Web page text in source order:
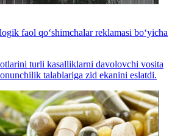
faol qo‘shimchalar reklamasi bo‘yicha
turli kasalliklarni davolovchi vosita
talablariga zid ekanini eslatdi.